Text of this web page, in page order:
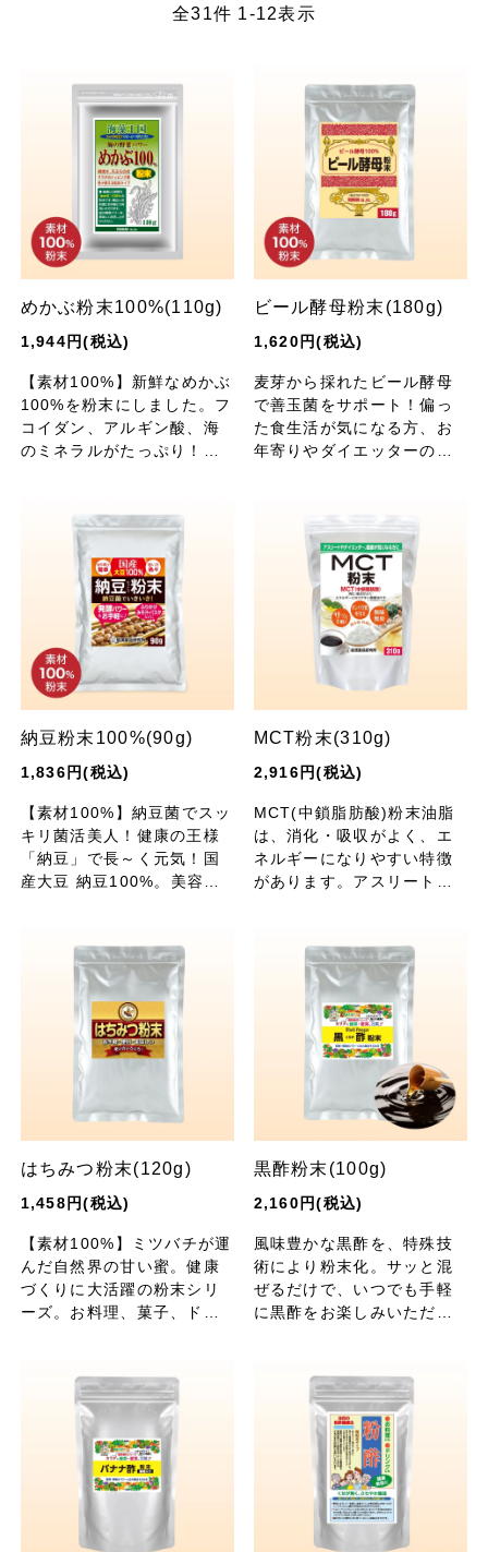
全31件 1-12表示
めかぶ粉末100%(110g)
1,944円(税込)
【素材100%】新鮮なめかぶ
100%を粉末にしました。フ
コイダン、アルギン酸、海
のミネラルがたっぷり！健
リンクなど使い方色々！
ビール酵母粉末(180g)
1,620円(税込)
麦芽から採れたビール酵母
で善玉菌をサポート！偏っ
た食生活が気になる方、お
年寄りやダイエッターの栄
納豆粉末100%(90g)
1,836円(税込)
【素材100%】納豆菌でスッ
キリ菌活美人！健康の王様
「納豆」で長～く元気！国
産大豆 納豆100%。美容・
ドリンクなど使い方色々！
MCT粉末(310g)
2,916円(税込)
MCT(中鎖脂肪酸)粉末油脂
は、消化・吸収がよく、エ
ネルギーになりやすい特徴
があります。アスリートや
はちみつ粉末(120g)
1,458円(税込)
【素材100%】ミツバチが運
んだ自然界の甘い蜜。健康
づくりに大活躍の粉末シリ
ーズ。お料理、菓子、ドリ
黒酢粉末(100g)
2,160円(税込)
風味豊かな黒酢を、特殊技
術により粉末化。サッと混
ぜるだけで、いつでも手軽
に黒酢をお楽しみいただけ
ウトドアの携帯調味料にも
おすすめです